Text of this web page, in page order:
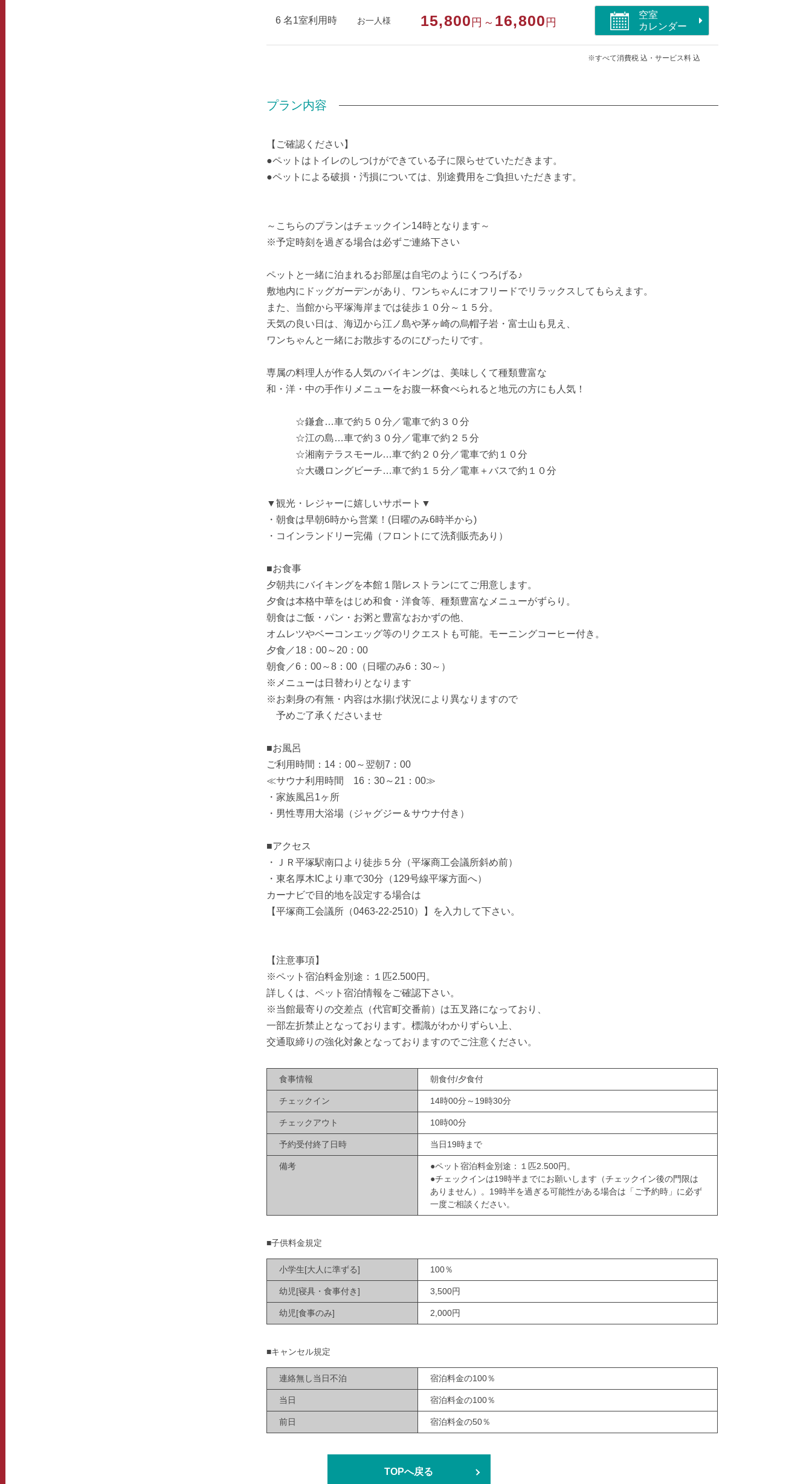
6 名1室利用時 お一人様 15,800 円～ 16,800 円
空室
カレンダー
※すべて消費税 込・サービス料 込
プラン内容
【ご確認ください】
●ペットはトイレのしつけができている子に限らせていただきます。
●ペットによる破損・汚損については、別途費用をご負担いただきます。
～こちらのプランはチェックイン14時となります～
※予定時刻を過ぎる場合は必ずご連絡下さい
ペットと一緒に泊まれるお部屋は自宅のようにくつろげる♪
敷地内にドッグガーデンがあり、ワンちゃんにオフリードでリラックスしてもらえます。
また、当館から平塚海岸までは徒歩１０分～１５分。
天気の良い日は、海辺から江ノ島や茅ヶ崎の烏帽子岩・富士山も見え、
ワンちゃんと一緒にお散歩するのにぴったりです。
専属の料理人が作る人気のバイキングは、美味しくて種類豊富な
和・洋・中の手作りメニューをお腹一杯食べられると地元の方にも人気！
☆鎌倉…車で約５０分／電車で約３０分
☆江の島…車で約３０分／電車で約２５分
☆湘南テラスモール…車で約２０分／電車で約１０分
☆大磯ロングビーチ…車で約１５分／電車＋バスで約１０分
▼観光・レジャーに嬉しいサポート▼
・朝食は早朝6時から営業！(日曜のみ6時半から)
・コインランドリー完備（フロントにて洗剤販売あり）
■お食事
夕朝共にバイキングを本館１階レストランにてご用意します。
夕食は本格中華をはじめ和食・洋食等、種類豊富なメニューがずらり。
朝食はご飯・パン・お粥と豊富なおかずの他、
オムレツやベーコンエッグ等のリクエストも可能。モーニングコーヒー付き。
夕食／18：00～20：00
朝食／6：00～8：00（日曜のみ6：30～）
※メニューは日替わりとなります
※お刺身の有無・内容は水揚げ状況により異なりますので
予めご了承くださいませ
■お風呂
ご利用時間：14：00～翌朝7：00
≪サウナ利用時間 16：30～21：00≫
・家族風呂1ヶ所
・男性専用大浴場（ジャグジー＆サウナ付き）
■アクセス
・ＪＲ平塚駅南口より徒歩５分（平塚商工会議所斜め前）
・東名厚木ICより車で30分（129号線平塚方面へ）
カーナビで目的地を設定する場合は
【平塚商工会議所（0463-22-2510）】を入力して下さい。
【注意事項】
※ペット宿泊料金別途：１匹2.500円。
詳しくは、ペット宿泊情報をご確認下さい。
※当館最寄りの交差点（代官町交番前）は五叉路になっており、
一部左折禁止となっております。標識がわかりずらい上、
交通取締りの強化対象となっておりますのでご注意ください。
食事情報 朝食付/夕食付
チェックイン 14時00分～19時30分
チェックアウト 10時00分
予約受付終了日時 当日19時まで
備考
●ペット宿泊料金別途：１匹2.500円。
●チェックインは19時半までにお願いします（チェックイン後の門限は
ありません）。19時半を過ぎる可能性がある場合は「ご予約時」に必ず
一度ご相談ください。
■子供料金規定
小学生[大人に準ずる] 100％
幼児[寝具・食事付き] 3,500円
幼児[食事のみ] 2,000円
■キャンセル規定
連絡無し当日不泊 宿泊料金の100％
当日 宿泊料金の100％
前日 宿泊料金の50％
TOPへ戻る